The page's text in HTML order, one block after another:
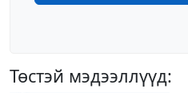
Төстэй мэдээллүүд: